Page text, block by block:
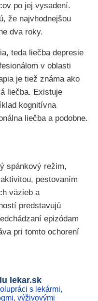
po jej vysadení.
že najvhodnejšou
dva roky.
teda liečba depresie
v oblasti
je tiež známa ako
liečba. Existuje
kognitívna
liečba a podobne.
spánkový režim,
pestovaním
väzieb a
predstavujú
epizódam
pri tomto ochorení
lekar.sk
s lekármi,
výživovými